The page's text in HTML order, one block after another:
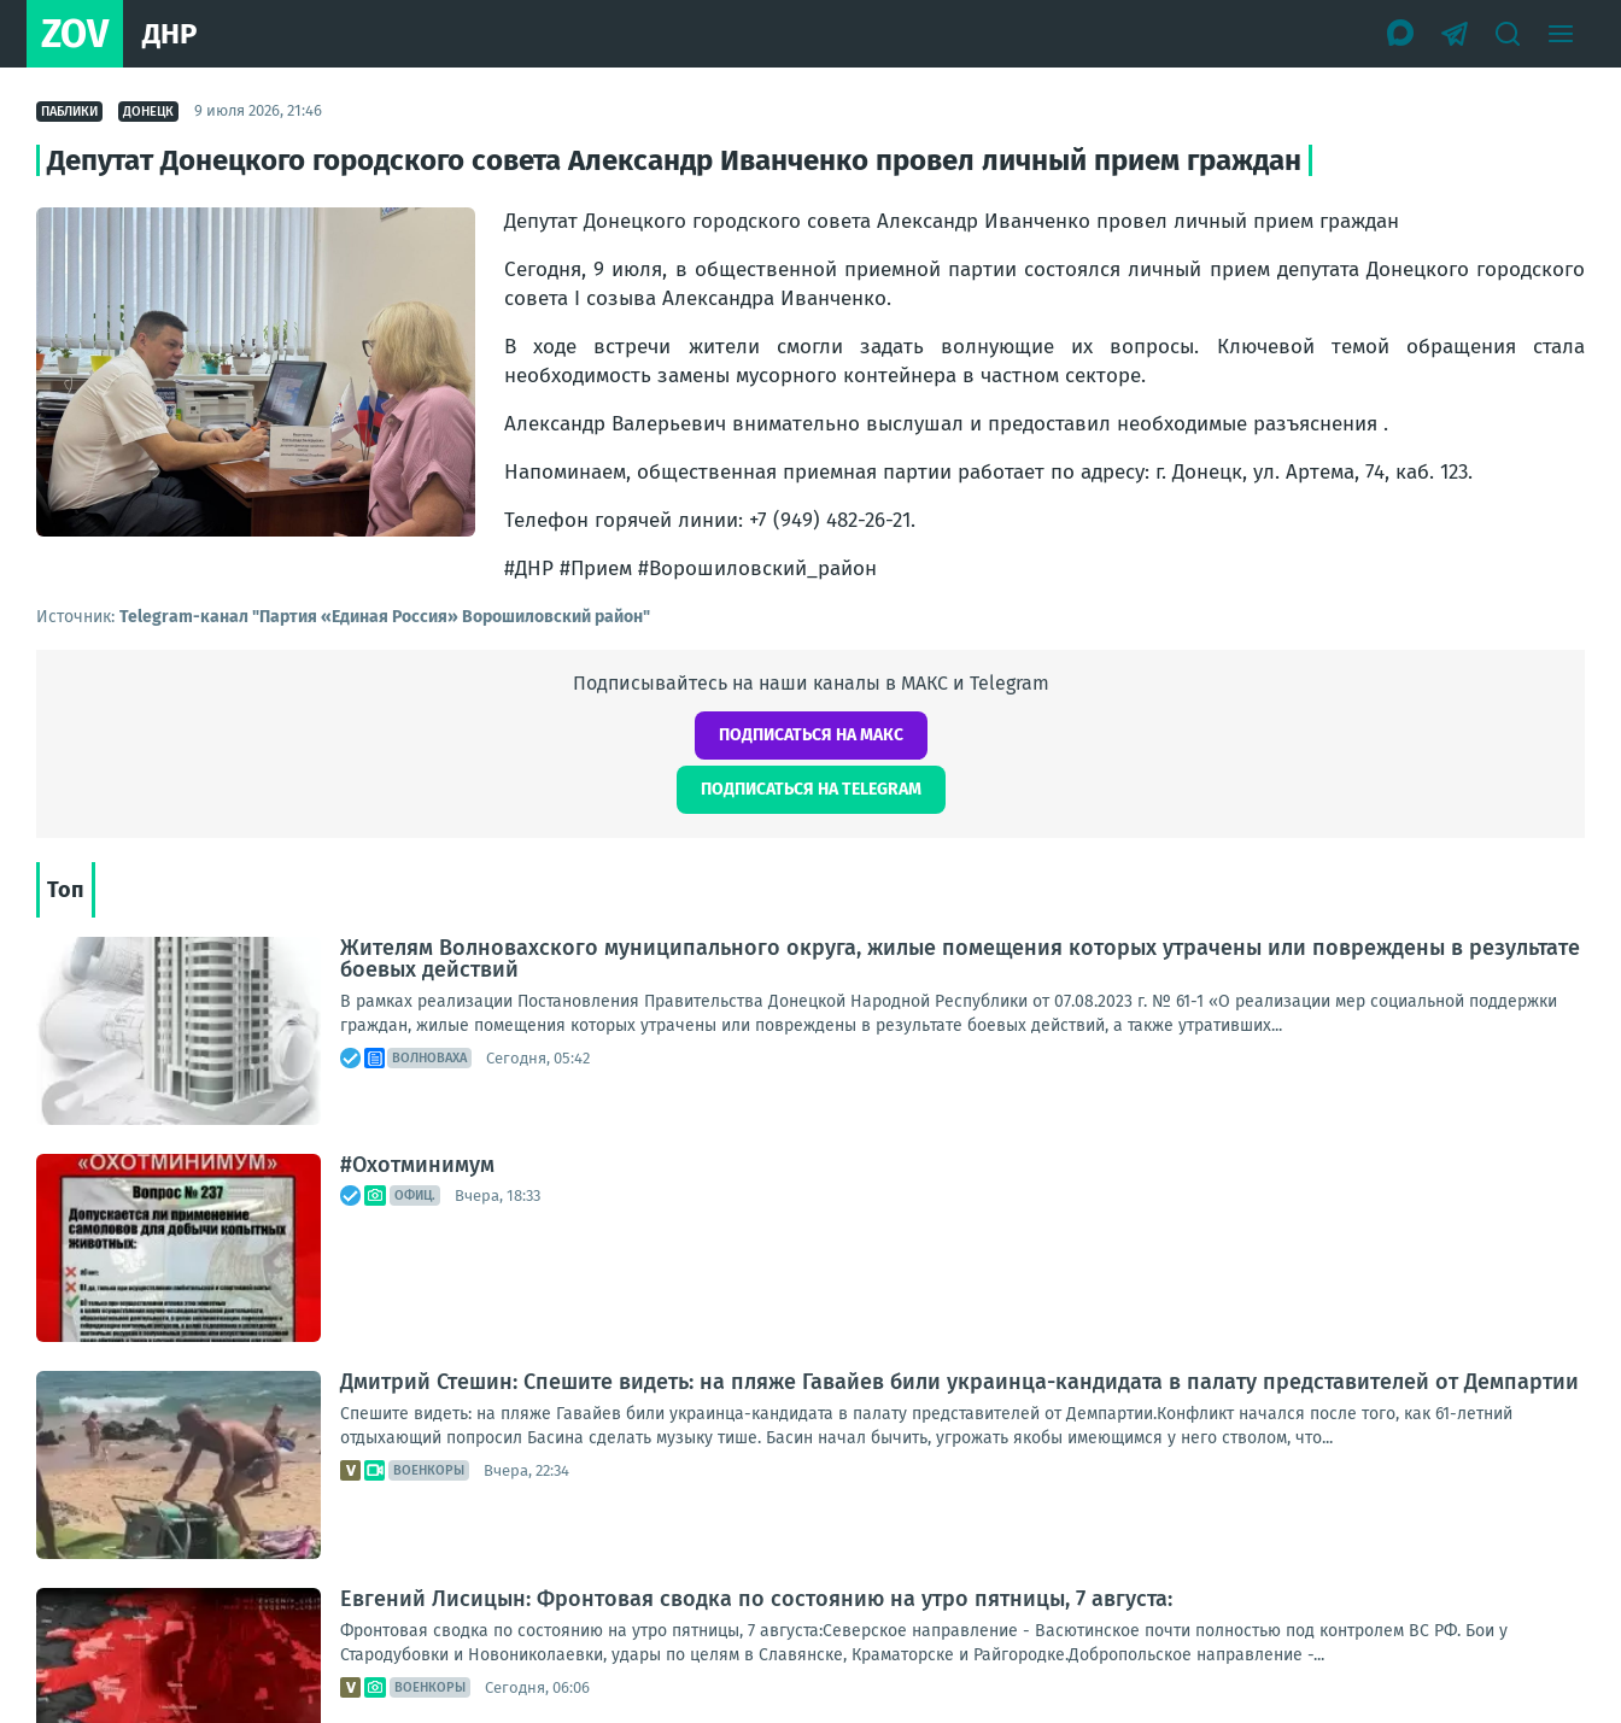
ZOV ДНР
ПАБЛИКИ ДОНЕЦК 9 июля 2026, 21:46
Депутат Донецкого городского совета Александр Иванченко провел личный прием граждан
Депутат Донецкого городского совета Александр Иванченко провел личный прием граждан
Сегодня, 9 июля, в общественной приемной партии состоялся личный прием депутата Донецкого городского
совета I созыва Александра Иванченко.
В ходе встречи жители смогли задать волнующие их вопросы. Ключевой темой обращения стала
необходимость замены мусорного контейнера в частном секторе.
Александр Валерьевич внимательно выслушал и предоставил необходимые разъяснения .
Напоминаем, общественная приемная партии работает по адресу: г. Донецк, ул. Артема, 74, каб. 123.
Телефон горячей линии: +7 (949) 482-26-21.
#ДНР #Прием #Ворошиловский_район
Источник: Telegram-канал "Партия «Единая Россия» Ворошиловский район"
Подписывайтесь на наши каналы в МАКС и Telegram
ПОДПИСАТЬСЯ НА МАКС
ПОДПИСАТЬСЯ НА TELEGRAM
Топ
Жителям Волновахского муниципального округа, жилые помещения которых утрачены или повреждены в результате
боевых действий
В рамках реализации Постановления Правительства Донецкой Народной Республики от 07.08.2023 г. № 61-1 «О реализации мер социальной поддержки
граждан, жилые помещения которых утрачены или повреждены в результате боевых действий, а также утративших...
ВОЛНОВАХА Сегодня, 05:42
#Охотминимум
ОФИЦ. Вчера, 18:33
Дмитрий Стешин: Спешите видеть: на пляже Гавайев били украинца-кандидата в палату представителей от Демпартии
Спешите видеть: на пляже Гавайев били украинца-кандидата в палату представителей от Демпартии.Конфликт начался после того, как 61-летний
отдыхающий попросил Басина сделать музыку тише. Басин начал бычить, угрожать якобы имеющимся у него стволом, что...
ВОЕНКОРЫ Вчера, 22:34
Евгений Лисицын: Фронтовая сводка по состоянию на утро пятницы, 7 августа:
Фронтовая сводка по состоянию на утро пятницы, 7 августа:Северское направление - Васютинское почти полностью под контролем ВС РФ. Бои у
Стародубовки и Новониколаевки, удары по целям в Славянске, Краматорске и Райгородке.Добропольское направление -...
ВОЕНКОРЫ Сегодня, 06:06